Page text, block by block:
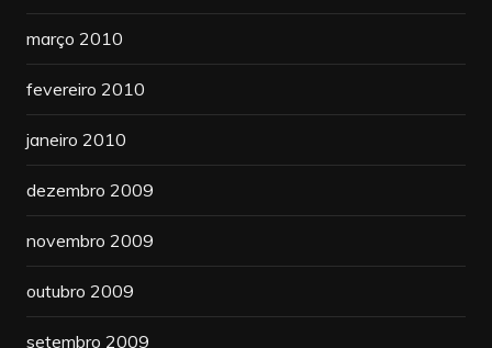
março 2010
fevereiro 2010
janeiro 2010
dezembro 2009
novembro 2009
outubro 2009
setembro 2009